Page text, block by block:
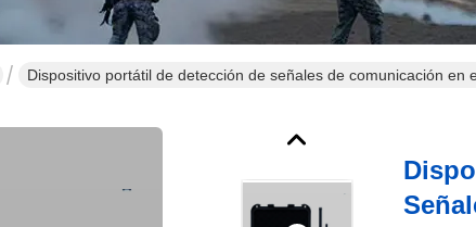
Dispositivo portátil de detección de señales de comunicación